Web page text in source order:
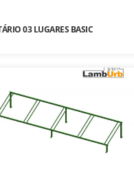
03 LUGARES BASIC